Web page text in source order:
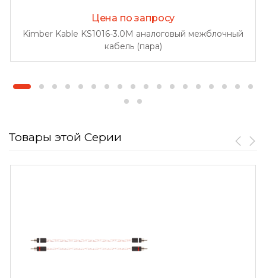
Цена по запросу
Kimber Kable KS1016-3.0M аналоговый межблочный
кабель (пара)
Товары этой Серии